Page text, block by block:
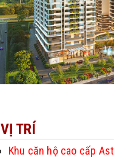
VỊ TRÍ
Khu căn hộ cao cấp